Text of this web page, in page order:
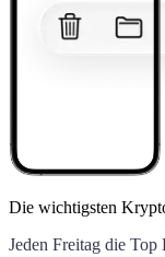
Die wichtigsten
Jeden Freitag die